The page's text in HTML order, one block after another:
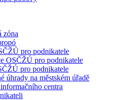
zóna
pro podnikatele
OSČŽÚ pro podnikatele
pro podnikatele
úhrady na městském úřadě
centra